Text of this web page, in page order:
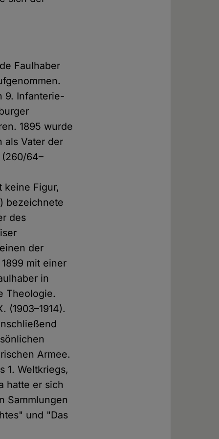
Faulhaber
9. Infanterie-
1895 wurde
als Vater der
64–
keine Figur,
bezeichnete
des
der
mit einer
in
Theologie.
(1903–1914).
Armee.
1. Weltkriegs,
hatte er sich
Sammlungen
und "Das